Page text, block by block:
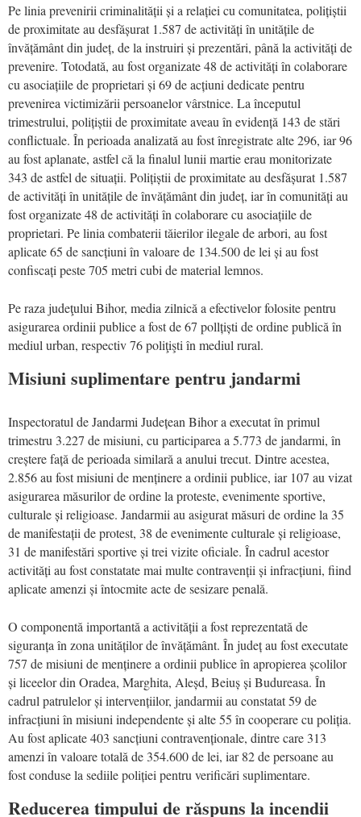
Pe linia prevenirii criminalității și a relației cu comunitatea, polițiștii
de proximitate au desfășurat 1.587 de activități în unitățile de
învățământ din județ, de la instruiri și prezentări, până la activități de
prevenire. Totodată, au fost organizate 48 de activități în colaborare
cu asociațiile de proprietari și 69 de acțiuni dedicate pentru
prevenirea victimizării persoanelor vârstnice. La începutul
trimestrului, polițiștii de proximitate aveau în evidență 143 de stări
conflictuale. În perioada analizată au fost înregistrate alte 296, iar 96
au fost aplanate, astfel că la finalul lunii martie erau monitorizate
343 de astfel de situații. Polițiștii de proximitate au desfășurat 1.587
de activități în unitățile de învățământ din județ, iar în comunități au
fost organizate 48 de activități în colaborare cu asociațiile de
proprietari. Pe linia combaterii tăierilor ilegale de arbori, au fost
aplicate 65 de sancțiuni în valoare de 134.500 de lei și au fost
confiscați peste 705 metri cubi de material lemnos.
Pe raza judeţului Bihor, media zilnică a efectivelor folosite pentru
asigurarea ordinii publice a fost de 67 pollțiști de ordine publică în
mediul urban, respectiv 76 poliţişti în mediul rural.
Misiuni suplimentare pentru jandarmi
Inspectoratul de Jandarmi Județean Bihor a executat în primul
trimestru 3.227 de misiuni, cu participarea a 5.773 de jandarmi, în
creștere față de perioada similară a anului trecut. Dintre acestea,
2.856 au fost misiuni de menținere a ordinii publice, iar 107 au vizat
asigurarea măsurilor de ordine la proteste, evenimente sportive,
culturale și religioase. Jandarmii au asigurat măsuri de ordine la 35
de manifestații de protest, 38 de evenimente culturale și religioase,
31 de manifestări sportive și trei vizite oficiale. În cadrul acestor
activități au fost constatate mai multe contravenții și infracțiuni, fiind
aplicate amenzi și întocmite acte de sesizare penală.
O componentă importantă a activității a fost reprezentată de
siguranța în zona unităților de învățământ. În județ au fost executate
757 de misiuni de menținere a ordinii publice în apropierea școlilor
și liceelor din Oradea, Marghita, Aleșd, Beiuș și Budureasa. În
cadrul patrulelor și intervențiilor, jandarmii au constatat 59 de
infracțiuni în misiuni independente și alte 55 în cooperare cu poliția.
Au fost aplicate 403 sancțiuni contravenționale, dintre care 313
amenzi în valoare totală de 354.600 de lei, iar 82 de persoane au
fost conduse la sediile poliției pentru verificări suplimentare.
Reducerea timpului de răspuns la incendii